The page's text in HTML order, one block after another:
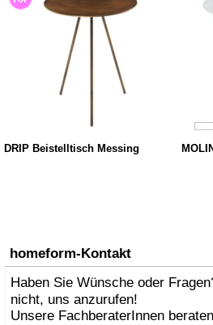
DRIP Beistelltisch Messing
homeform-Kontakt
Haben Sie Wünsche oder
nicht, uns anzurufen!
Unsere FachberaterInnen